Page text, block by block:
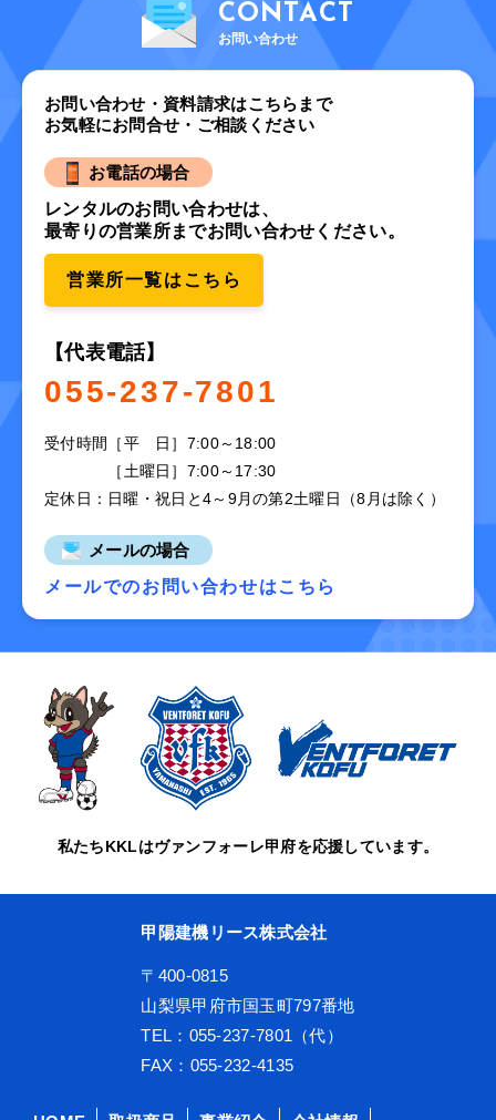
CONTACT
お問い合わせ
お問い合わせ・資料請求はこちらまで
お気軽にお問合せ・ご相談ください
お電話の場合
レンタルのお問い合わせは、
最寄りの営業所までお問い合わせください。
営業所一覧はこちら
【代表電話】
055-237-7801
受付時間
［平 日］7:00～18:00
［土曜日］7:00～17:30
定休日：日曜・祝日と4～9月の第2土曜日（8月は除く）
メールの場合
メールでのお問い合わせはこちら
私たちKKLはヴァンフォーレ甲府を応援しています。
甲陽建機リース株式会社
〒400-0815
山梨県甲府市国玉町797番地
TEL：055-237-7801（代）
FAX：055-232-4135